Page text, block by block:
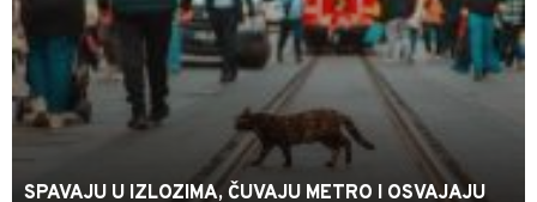
SPAVAJU U IZLOZIMA, ČUVAJU METRO I OSVAJAJU